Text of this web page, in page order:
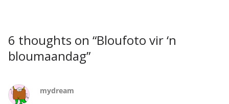
6 thoughts on “Bloufoto vir ‘n
bloumaandag”
mydream